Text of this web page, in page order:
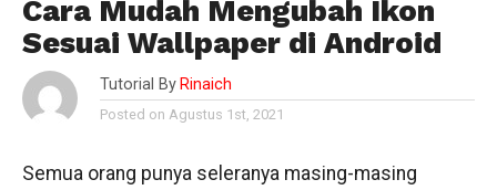
Cara Mudah Mengubah Ikon
Sesuai Wallpaper di Android
Tutorial By Rinaich
Posted on Agustus 1st, 2021
Semua orang punya seleranya masing-masing